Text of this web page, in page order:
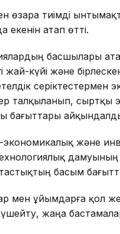
өзара тиімді
атап өтті.
басшылары
күйі және
серіктестермен
талқыланып,
бағыттары
экономикалық және
басым
ұйымдарға қол
жаңа